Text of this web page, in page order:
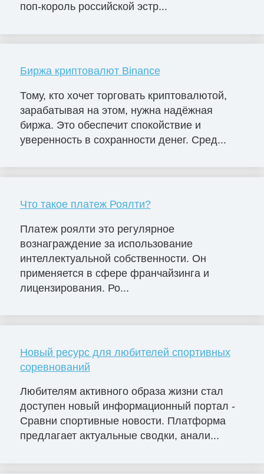
поп-король российской эстр...
Биржа криптовалют Binance
Тому, кто хочет торговать криптовалютой,
зарабатывая на этом, нужна надёжная
биржа. Это обеспечит спокойствие и
уверенность в сохранности денег. Сред...
Что такое платеж Роялти?
Платеж роялти это регулярное
вознаграждение за использование
интеллектуальной собственности. Он
применяется в сфере франчайзинга и
лицензирования. Ро...
Новый ресурс для любителей спортивных
соревнований
Любителям активного образа жизни стал
доступен новый информационный портал -
Сравни спортивные новости. Платформа
предлагает актуальные сводки, анали...